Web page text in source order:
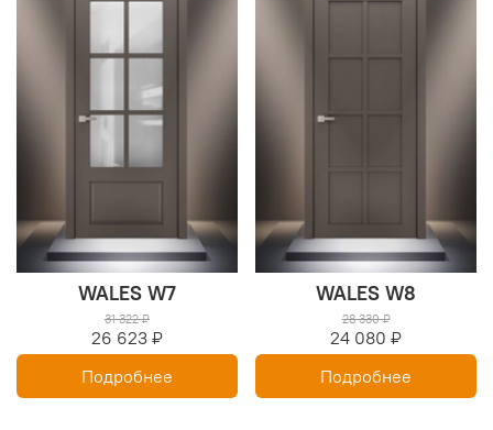
WALES W7
31 322 ₽
26 623 ₽
Подробнее
WALES W8
28 330 ₽
24 080 ₽
Подробнее